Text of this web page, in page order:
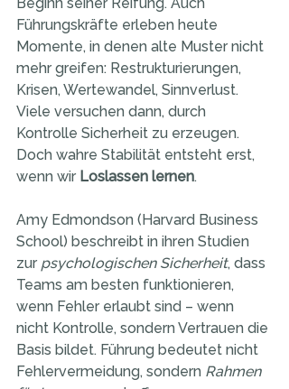
Beginn seiner Reifung. Auch
Führungskräfte erleben heute
Momente, in denen alte Muster nicht
mehr greifen: Restrukturierungen,
Krisen, Wertewandel, Sinnverlust.
Viele versuchen dann, durch
Kontrolle Sicherheit zu erzeugen.
Doch wahre Stabilität entsteht erst,
wenn wir Loslassen lernen.
Amy Edmondson (Harvard Business
School) beschreibt in ihren Studien
zur psychologischen Sicherheit, dass
Teams am besten funktionieren,
wenn Fehler erlaubt sind – wenn
nicht Kontrolle, sondern Vertrauen die
Basis bildet. Führung bedeutet nicht
Fehlervermeidung, sondern Rahmen